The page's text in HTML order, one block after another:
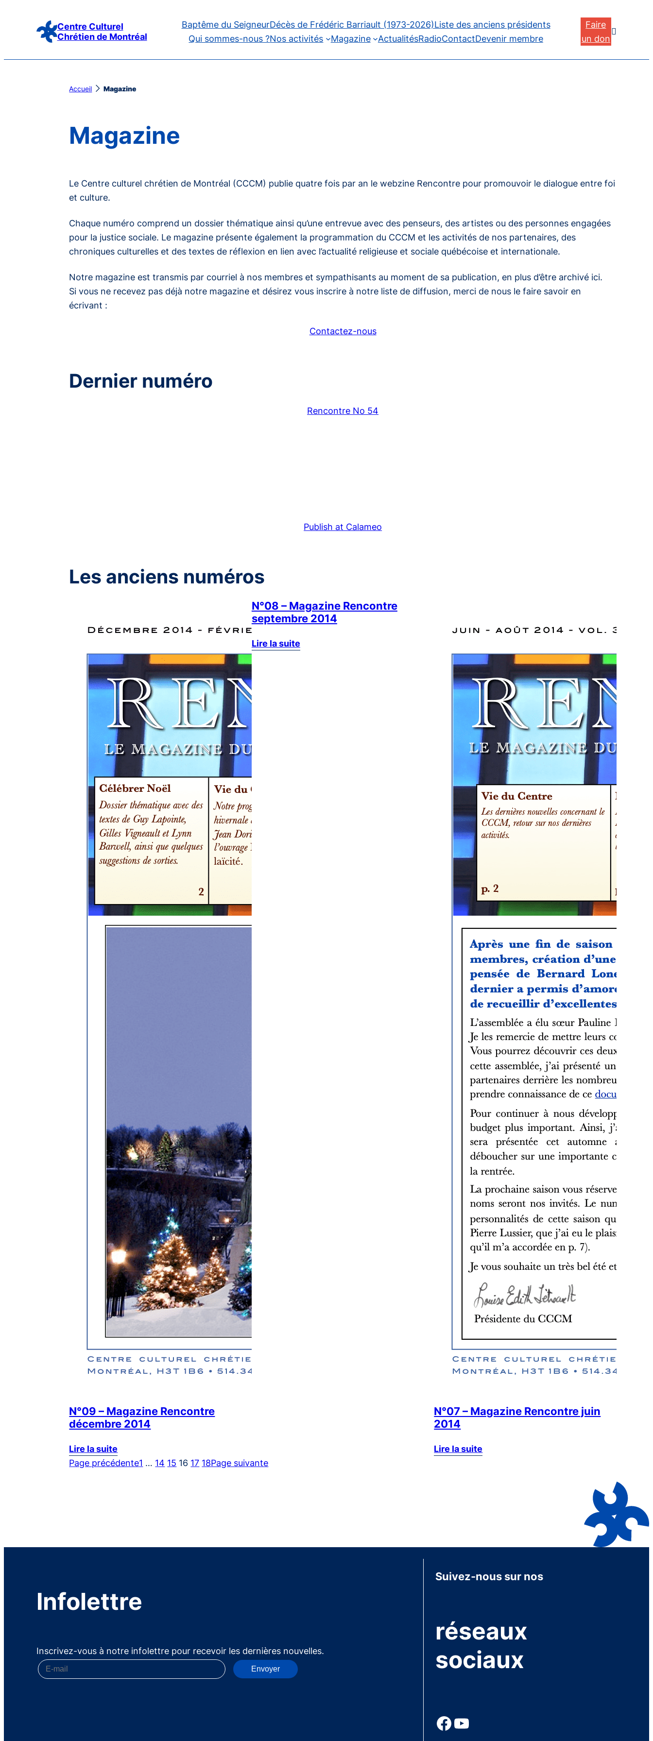
Centre Culturel
Chrétien de Montréal
Baptême du SeigneurDécès de Frédéric Barriault (1973-2026)Liste des anciens présidents
Qui sommes-nous ?Nos activités Magazine ActualitésRadioContactDevenir membre
Faire
un don

Accueil Magazine
Magazine
Le Centre culturel chrétien de Montréal (CCCM) publie quatre fois par an le webzine Rencontre pour promouvoir le dialogue entre foi
et culture.
Chaque numéro comprend un dossier thématique ainsi qu’une entrevue avec des penseurs, des artistes ou des personnes engagées
pour la justice sociale. Le magazine présente également la programmation du CCCM et les activités de nos partenaires, des
chroniques culturelles et des textes de réflexion en lien avec l’actualité religieuse et sociale québécoise et internationale.
Notre magazine est transmis par courriel à nos membres et sympathisants au moment de sa publication, en plus d’être archivé ici.
Si vous ne recevez pas déjà notre magazine et désirez vous inscrire à notre liste de diffusion, merci de nous le faire savoir en
écrivant :
Contactez-nous
Dernier numéro
Rencontre No 54
Publish at Calameo
Les anciens numéros
N°09 – Magazine Rencontre
décembre 2014
Lire la suite
N°08 – Magazine Rencontre
septembre 2014
Lire la suite
N°07 – Magazine Rencontre juin
2014
Lire la suite
Page précédente1 … 14 15 16 17 18Page suivante
Infolettre
Inscrivez-vous à notre infolettre pour recevoir les dernières nouvelles.
Envoyer
Suivez-nous sur nos
réseaux
sociaux